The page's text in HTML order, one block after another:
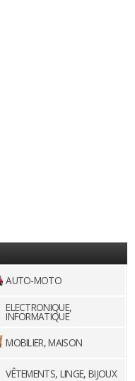
AUTO-MOTO
ELECTRONIQUE,
INFORMATIQUE
MOBILIER, MAISON
VÊTEMENTS, LINGE, BIJOUX